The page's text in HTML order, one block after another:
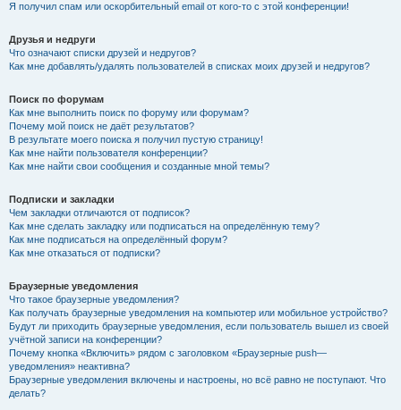
Я получил спам или оскорбительный email от кого-то с этой конференции!
Друзья и недруги
Что означают списки друзей и недругов?
Как мне добавлять/удалять пользователей в списках моих друзей и недругов?
Поиск по форумам
Как мне выполнить поиск по форуму или форумам?
Почему мой поиск не даёт результатов?
В результате моего поиска я получил пустую страницу!
Как мне найти пользователя конференции?
Как мне найти свои сообщения и созданные мной темы?
Подписки и закладки
Чем закладки отличаются от подписок?
Как мне сделать закладку или подписаться на определённую тему?
Как мне подписаться на определённый форум?
Как мне отказаться от подписки?
Браузерные уведомления
Что такое браузерные уведомления?
Как получать браузерные уведомления на компьютер или мобильное устройство?
Будут ли приходить браузерные уведомления, если пользователь вышел из своей
учётной записи на конференции?
Почему кнопка «Включить» рядом с заголовком «Браузерные push—
уведомления» неактивна?
Браузерные уведомления включены и настроены, но всё равно не поступают. Что
делать?